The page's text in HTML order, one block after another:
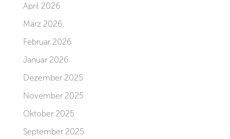
April 2026
März 2026
Februar 2026
Januar 2026
Dezember 2025
November 2025
Oktober 2025
September 2025